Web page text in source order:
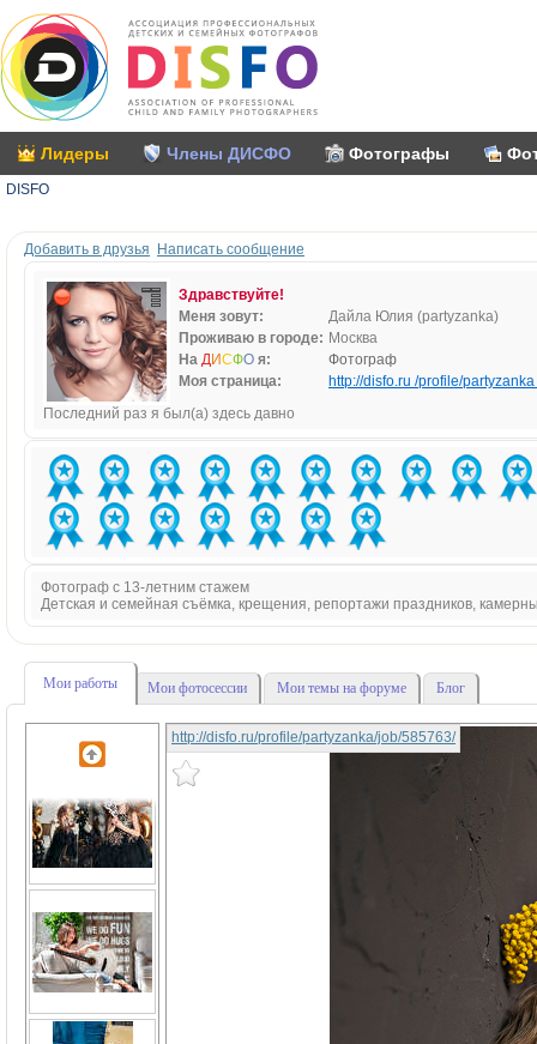
Лидеры Члены ДИСФО Фотографы
DISFO
Добавить в друзья Написать сообщение
Здравствуйте!
Меня зовут:
Дайла Юлия (partyzanka)
Проживаю в городе: Москва
На ДИСФО я:
Фотограф
Моя страница:
http://disfo.ru /profile/partyzanka
Последний раз я был(а) здесь давно
Фотограф с 13-летним стажем
Детская и семейная съёмка, крещения, репортажи праздников,
Мои работы Мои фотосессии Мои темы на форуме Блог
http://disfo.ru/profile/partyzanka/job/585763/